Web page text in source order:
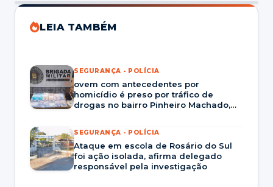
LEIA TAMBÉM
SEGURANÇA - POLÍCIA
ovem com antecedentes por
homicídio é preso por tráfico de
drogas no bairro Pinheiro Machado,
SEGURANÇA - POLÍCIA
Ataque em escola de Rosário do Sul
foi ação isolada, afirma delegado
responsável pela investigação